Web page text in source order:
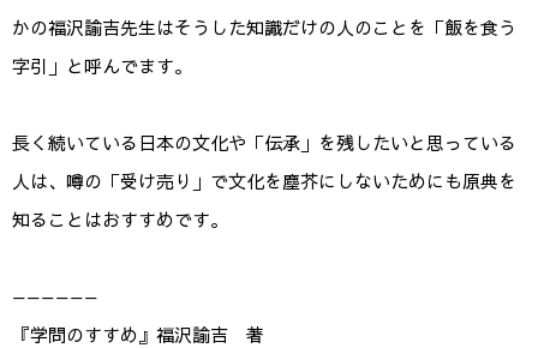
かの福沢諭吉先生はそうした知識だけの人のことを「飯を食う
字引」と呼んでます。
長く続いている日本の文化や「伝承」を残したいと思っている
人は、噂の「受け売り」で文化を塵芥にしないためにも原典を
知ることはおすすめです。
——————
『学問のすすめ』福沢諭吉 著